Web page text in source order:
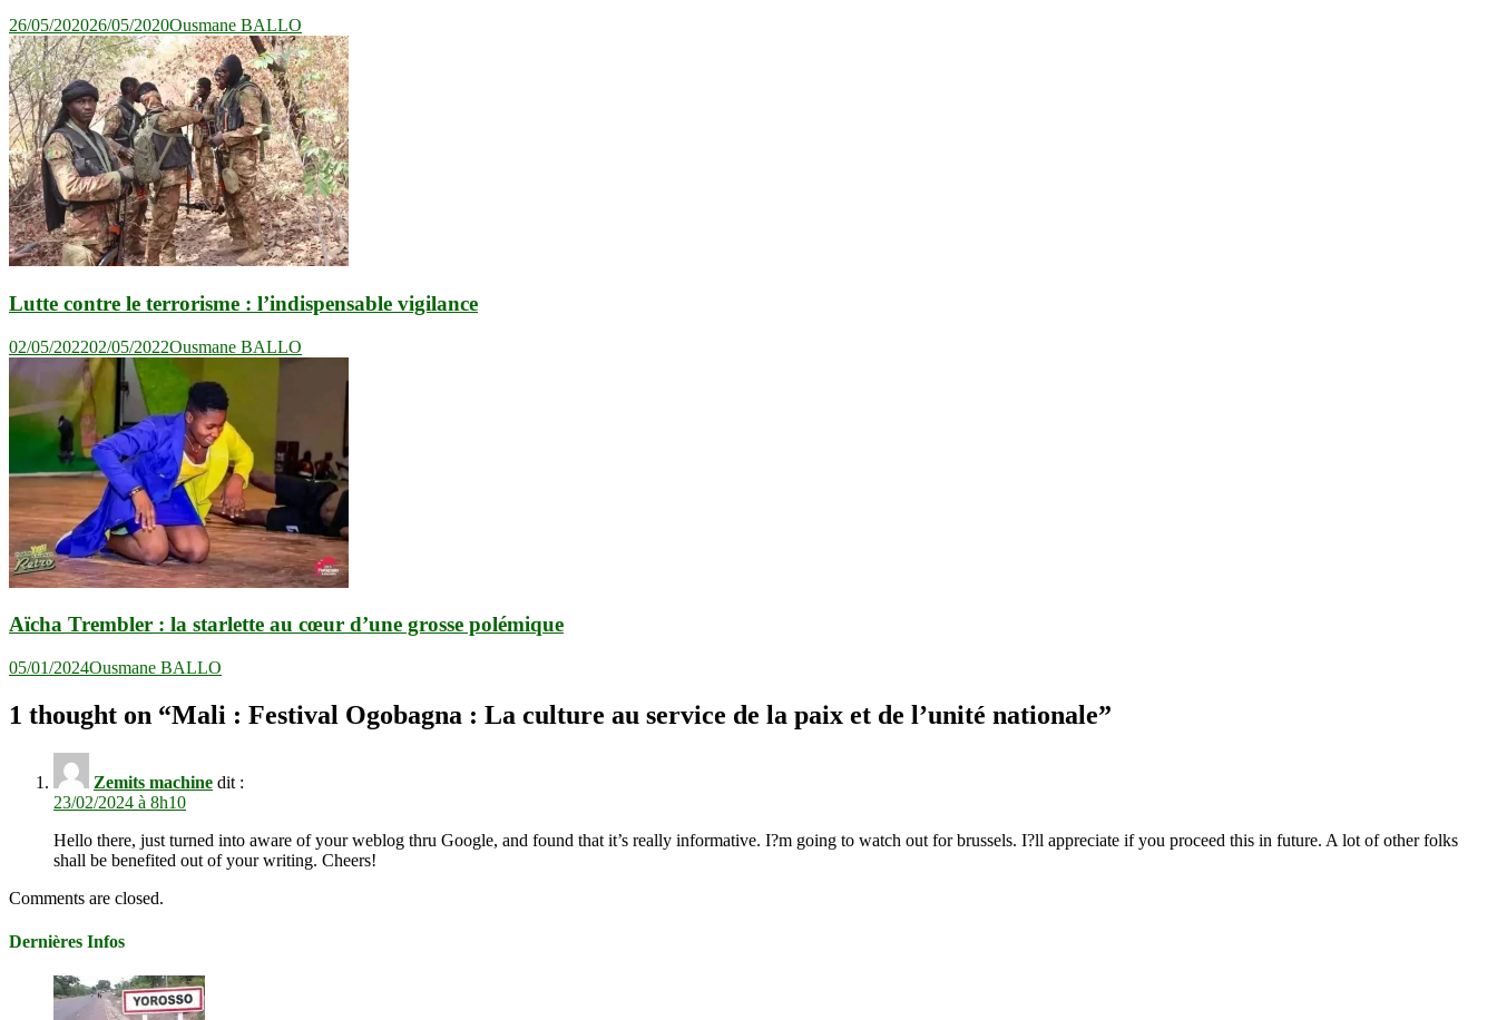
26/05/202026/05/2020Ousmane BALLO
Lutte contre le terrorisme : l’indispensable vigilance
02/05/202202/05/2022Ousmane BALLO
Aïcha Trembler : la starlette au cœur d’une grosse polémique
05/01/2024Ousmane BALLO
1 thought on “Mali : Festival Ogobagna : La culture au service de la paix et de l’unité nationale”
Zemits machine dit :
23/02/2024 à 8h10
Hello there, just turned into aware of your weblog thru Google, and found that it’s really informative. I?m going to watch out for brussels. I?ll appreciate if you proceed this in future. A lot of other folks
shall be benefited out of your writing. Cheers!
Comments are closed.
Dernières Infos